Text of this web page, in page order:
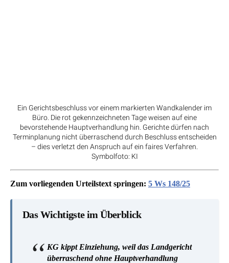
Ein Gerichtsbeschluss vor einem markierten Wandkalender im
Büro. Die rot gekennzeichneten Tage weisen auf eine
bevorstehende Hauptverhandlung hin. Gerichte dürfen nach
Terminplanung nicht überraschend durch Beschluss entscheiden
– dies verletzt den Anspruch auf ein faires Verfahren.
Symbolfoto: KI
Zum vorliegenden Urteilstext springen: 5 Ws 148/25
Das Wichtigste im Überblick
KG kippt Einziehung, weil das Landgericht
überraschend ohne Hauptverhandlung